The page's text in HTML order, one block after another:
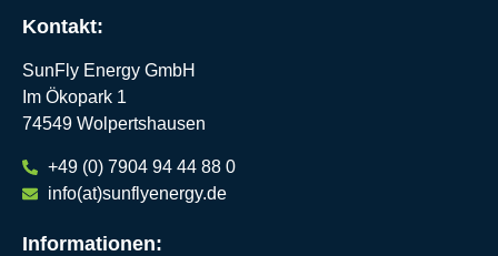
Kontakt:
SunFly Energy GmbH
Im Ökopark 1
74549 Wolpertshausen
+49 (0) 7904 94 44 88 0
info(at)sunflyenergy.de
Informationen: